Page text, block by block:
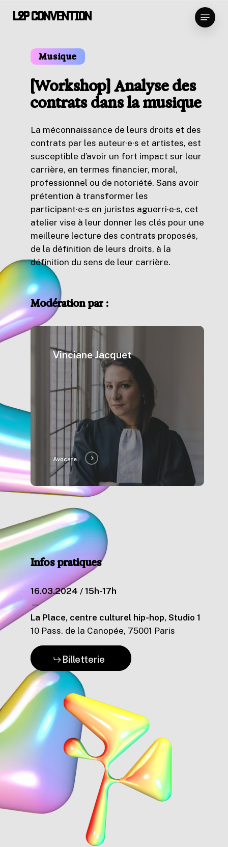
L2P CONVENTION
Menu
Musique
[Workshop] Analyse des
contrats dans la musique
La méconnaissance de leurs droits et des
contrats par les auteur·e·s et artistes, est
susceptible d’avoir un fort impact sur leur
carrière, en termes financier, moral,
professionnel ou de notoriété. Sans avoir
prétention à transformer les
participant·e·s en juristes aguerri·e·s, cet
atelier vise à leur donner les clés pour une
meilleure lecture des contrats proposés,
de la définition de leurs droits, à la
définition du sens de leur carrière.
Modération par :
Vinciane Jacquet
Avocate
Infos pratiques
16.03.2024 / 15h-17h
—
La Place, centre culturel hip-hop, Studio 1
10 Pass. de la Canopée, 75001 Paris
Billetterie